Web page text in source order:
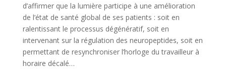
d’affirmer que la lumière participe à une amélioration
de l’état de santé global de ses patients : soit en
ralentissant le processus dégénératif, soit en
intervenant sur la régulation des neuropeptides, soit en
permettant de resynchroniser l’horloge du travailleur à
horaire décalé…